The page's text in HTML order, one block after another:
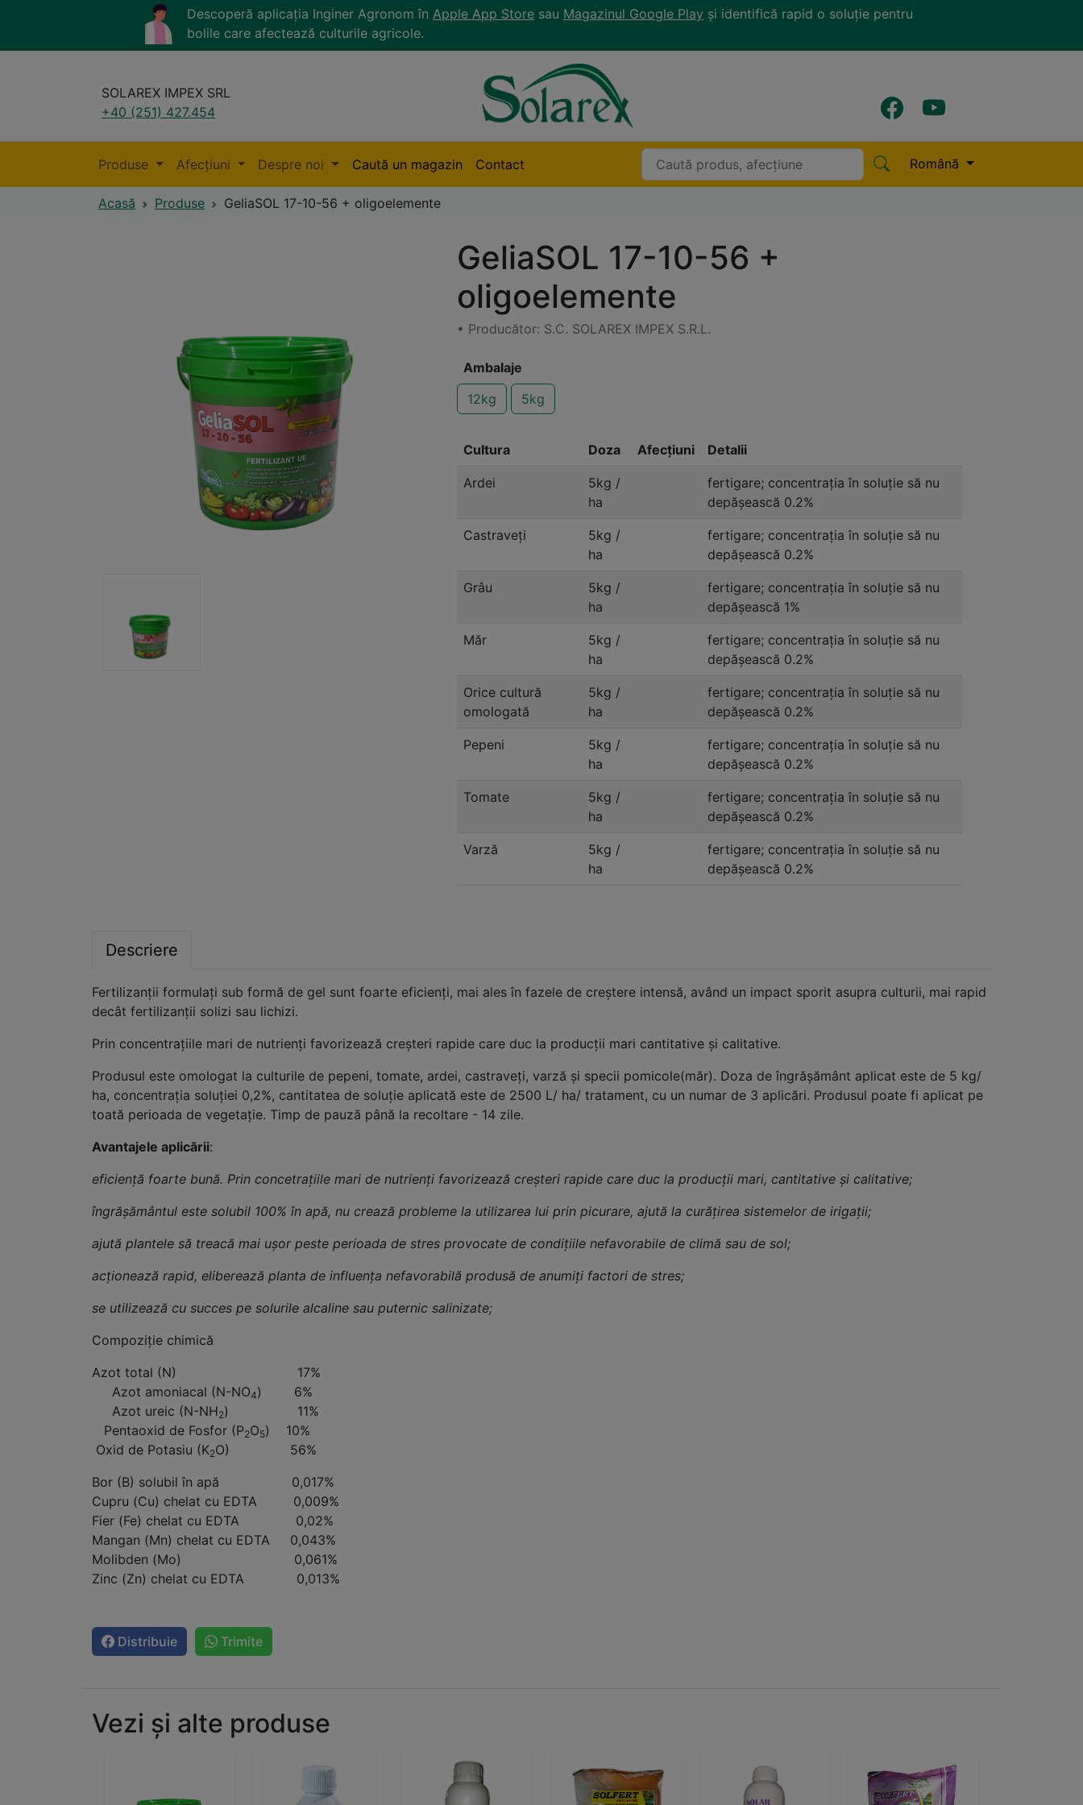
Descoperă aplicația Inginer Agronom în Apple App Store sau Magazinul Google Play și identifică rapid o soluție pentru
bolile care afectează culturile agricole.
SOLAREX IMPEX SRL
+40 (251) 427.454
Produse Afecțiuni Despre noi Caută un magazin Contact Română
Acasă Produse GeliaSOL 17-10-56 + oligoelemente
GeliaSOL 17-10-56 +
oligoelemente
• Producător: S.C. SOLAREX IMPEX S.R.L.
Ambalaje
12kg
5kg
Cultura Doza Afecțiuni Detalii
Ardei
5kg /
ha
fertigare; concentraţia în soluție să nu
depăşească 0.2%
Castraveți
5kg /
ha
fertigare; concentraţia în soluție să nu
depăşească 0.2%
Grâu
5kg /
ha
fertigare; concentraţia în soluție să nu
depăşească 1%
Măr
5kg /
ha
fertigare; concentraţia în soluție să nu
depăşească 0.2%
Orice cultură
omologată
5kg /
ha
fertigare; concentraţia în soluție să nu
depăşească 0.2%
Pepeni
5kg /
ha
fertigare; concentraţia în soluție să nu
depăşească 0.2%
Tomate
5kg /
ha
fertigare; concentraţia în soluție să nu
depăşească 0.2%
Varză
5kg /
ha
fertigare; concentraţia în soluție să nu
depăşească 0.2%
Descriere
Fertilizanţii formulaţi sub formă de gel sunt foarte eficienţi, mai ales în fazele de creştere intensă, având un impact sporit asupra culturii, mai rapid
decât fertilizanţii solizi sau lichizi.
Prin concentraţiile mari de nutrienţi favorizează creşteri rapide care duc la producţii mari cantitative şi calitative.
Produsul este omologat la culturile de pepeni, tomate, ardei, castraveţi, varză şi specii pomicole(măr). Doza de îngrăşământ aplicat este de 5 kg/
ha, concentraţia soluţiei 0,2%, cantitatea de soluţie aplicată este de 2500 L/ ha/ tratament, cu un numar de 3 aplicări. Produsul poate fi aplicat pe
toată perioada de vegetaţie. Timp de pauză până la recoltare - 14 zile.
Avantajele aplicării:
eficienţă foarte bună. Prin concetraţiile mari de nutrienţi favorizează creşteri rapide care duc la producţii mari, cantitative şi calitative;
îngrăşământul este solubil 100% în apă, nu crează probleme la utilizarea lui prin picurare, ajută la curăţirea sistemelor de irigaţii;
ajută plantele să treacă mai uşor peste perioada de stres provocate de condiţiile nefavorabile de climă sau de sol;
acţionează rapid, eliberează planta de influenţa nefavorabilă produsă de anumiţi factori de stres;
se utilizează cu succes pe solurile alcaline sau puternic salinizate;
Compoziţie chimică
Azot total (N) 17%
Azot amoniacal (N-NO4) 6%
Azot ureic (N-NH2) 11%
Pentaoxid de Fosfor (P2O5) 10%
Oxid de Potasiu (K2O) 56%
Bor (B) solubil în apă 0,017%
Cupru (Cu) chelat cu EDTA 0,009%
Fier (Fe) chelat cu EDTA 0,02%
Mangan (Mn) chelat cu EDTA 0,043%
Molibden (Mo) 0,061%
Zinc (Zn) chelat cu EDTA 0,013%
Distribuie Trimite
Vezi și alte produse